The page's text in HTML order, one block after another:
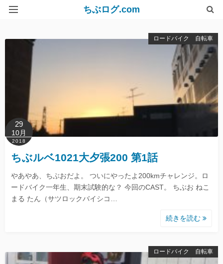
ちぶログ.com
ロードバイク 自転車
29
10月
2018
ちぶルベ1021大夕張200 第1話
やあやあ、ちぶおだよ。 ついにやったよ200kmチャレンジ。ロ
ードバイク一年生、期末試験的な？ 今回のCAST。 ちぶお ねこ
まる たん（サツロックバイシコ…
続きを読む
ロードバイク 自転車